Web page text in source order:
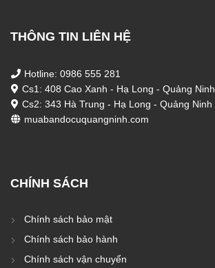
THÔNG TIN LIÊN HỆ
Hotline: 0986 555 281
Cs1: 408 Cao Xanh - Hạ Long - Quảng Ninh
Cs2: 343 Hà Trung - Hạ Long - Quảng Ninh
muabandocuquangninh.com
CHÍNH SÁCH
Chính sách bảo mật
Chính sách bảo hành
Chính sách vận chuyển